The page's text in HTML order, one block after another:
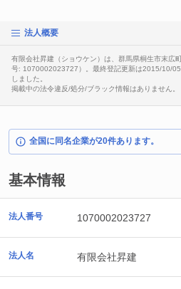
法人概要
有限会社昇建（ショウケン）は、群馬県桐生市末広
号: 1070002023727）。最終登記更新は2015/10/
しました。
掲載中の法令違反/処分/ブラック情報はありません。
全国に同名企業が20件あります。
基本情報
法人番号 1070002023727
法人名 有限会社昇建